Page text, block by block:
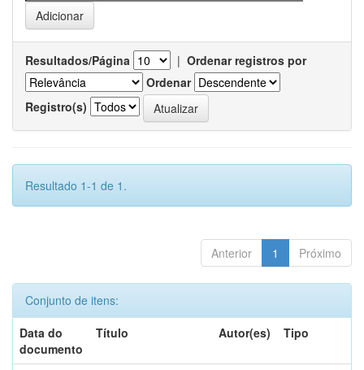
Resultados/Página | Ordenar registros por
Ordenar
Registro(s)
Resultado 1-1 de 1.
Anterior 1 Próximo
Conjunto de itens:
Data do
documento
Título Autor(es) Tipo